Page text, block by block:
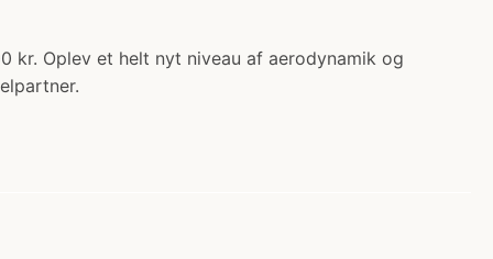
kr. Oplev et helt nyt niveau af aerodynamik og